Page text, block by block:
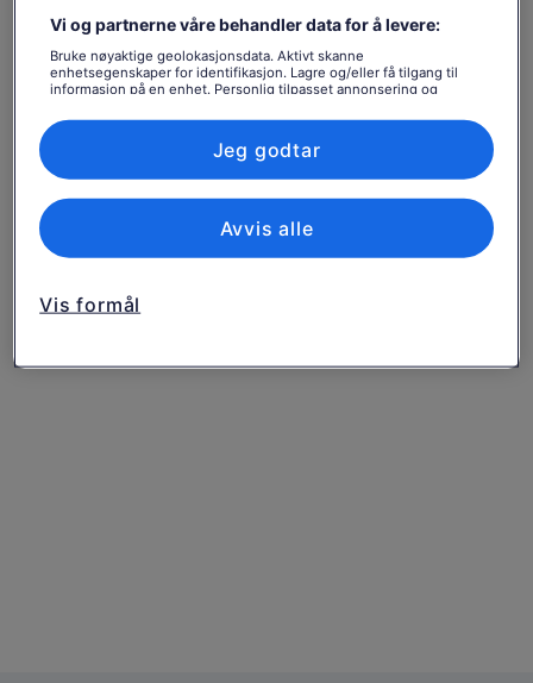
Vi og partnerne våre behandler data for å levere:
Bruke nøyaktige geolokasjonsdata. Aktivt skanne
enhetsegenskaper for identifikasjon. Lagre og/eller få tilgang til
informasjon på en enhet. Personlig tilpasset annonsering og
og tjenesteutvikling.
Liste over partnere (leverandører)
Vis formål
Avvis alle
Jeg godtar